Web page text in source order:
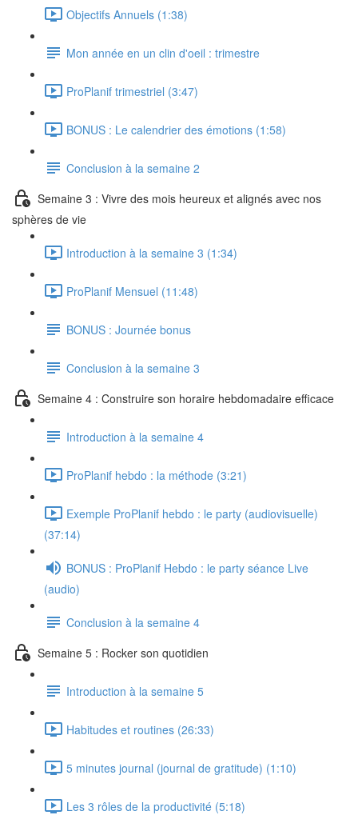
Objectifs Annuels (1:38)
Mon année en un clin d'oeil : trimestre
ProPlanif trimestriel (3:47)
BONUS : Le calendrier des émotions (1:58)
Conclusion à la semaine 2
Semaine 3 : Vivre des mois heureux et alignés avec nos
sphères de vie
Introduction à la semaine 3 (1:34)
ProPlanif Mensuel (11:48)
BONUS : Journée bonus
Conclusion à la semaine 3
Semaine 4 : Construire son horaire hebdomadaire efficace
Introduction à la semaine 4
ProPlanif hebdo : la méthode (3:21)
Exemple ProPlanif hebdo : le party (audiovisuelle)
(37:14)
BONUS : ProPlanif Hebdo : le party séance Live
(audio)
Conclusion à la semaine 4
Semaine 5 : Rocker son quotidien
Introduction à la semaine 5
Habitudes et routines (26:33)
5 minutes journal (journal de gratitude) (1:10)
Les 3 rôles de la productivité (5:18)